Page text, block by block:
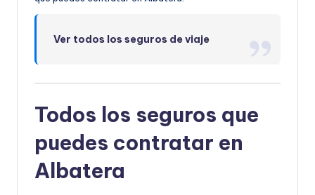
Ver todos los seguros de viaje
Todos los seguros que
puedes contratar en
Albatera